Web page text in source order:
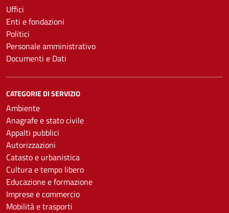
Uffici
Enti e fondazioni
Politici
Personale amministrativo
Documenti e Dati
CATEGORIE DI SERVIZIO
Ambiente
Anagrafe e stato civile
Appalti pubblici
Autorizzazioni
Catasto e urbanistica
Cultura e tempo libero
Educazione e formazione
Imprese e commercio
Mobilità e trasporti